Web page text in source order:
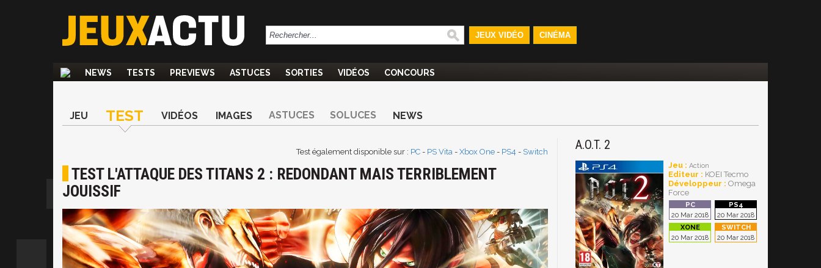
JEUX VIDÉO CINÉMA
NEWS TESTS PREVIEWS ASTUCES SORTIES VIDÉOS CONCOURS
JEU TEST VIDÉOS IMAGES ASTUCES SOLUCES NEWS
Test également disponible sur : PC - PS Vita - Xbox One - PS4 - Switch
TEST L'ATTAQUE DES TITANS 2 : REDONDANT MAIS TERRIBLEMENT
JOUISSIF
A.O.T. 2
Jeu : Action
Editeur : KOEI Tecmo
Développeur : Omega
Force
20 Mar 2018 20 Mar 2018
20 Mar 2018 20 Mar 2018